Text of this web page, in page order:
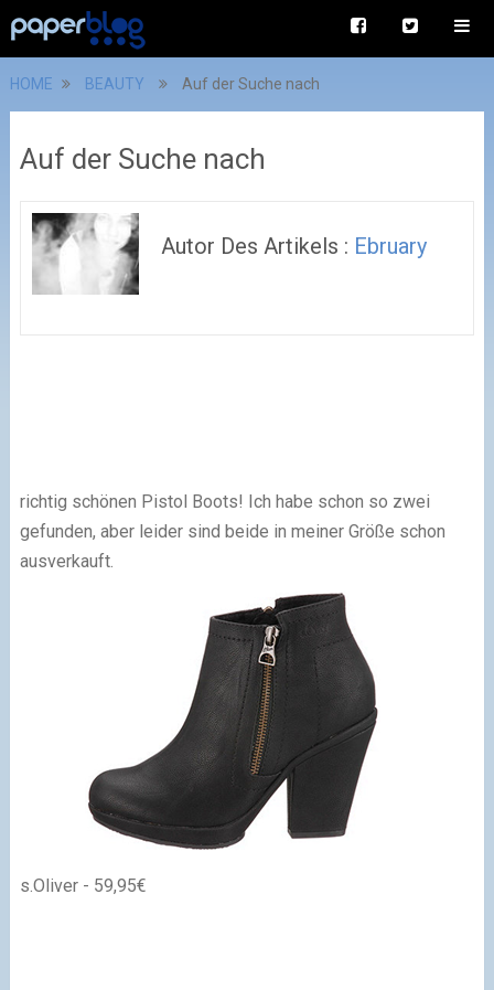
HOME BEAUTY Auf der Suche nach
Auf der Suche nach
Autor Des Artikels : Ebruary
richtig schönen Pistol Boots! Ich habe schon so zwei
gefunden, aber leider sind beide in meiner Größe schon
ausverkauft.
s.Oliver - 59,95€